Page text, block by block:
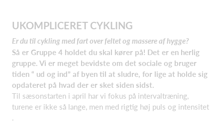
UKOMPLICERET CYKLING
Er du til cykling med fart over feltet og massere af hygge?
Så er Gruppe 4 holdet du skal kører på! Det er en herlig
gruppe. Vi er meget bevidste om det sociale og bruger
tiden “ ud og ind” af byen til at sludre, for lige at holde sig
opdateret på hvad der er sket siden sidst.
Til sæsonstarten i april har vi fokus på intervaltræning,
turene er ikke så lange, men med rigtig høj puls og intensitet